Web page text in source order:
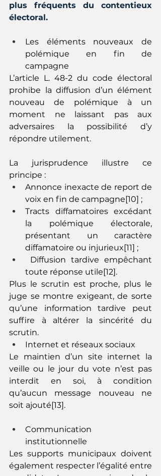
plus fréquents du contentieux
électoral.
Les éléments nouveaux de
polémique en fin de
campagne
L’article L. 48-2 du code électoral
prohibe la diffusion d’un élément
nouveau de polémique à un
moment ne laissant pas aux
adversaires la possibilité d’y
répondre utilement.
La jurisprudence illustre ce
principe :
Annonce inexacte de report de
voix en fin de campagne[10] ;
Tracts diffamatoires excédant
la polémique électorale,
présentant un caractère
diffamatoire ou injurieux[11] ;
toute réponse utile[12].
Plus le scrutin est proche, plus le
juge se montre exigeant, de sorte
qu’une information tardive peut
suffire à altérer la sincérité du
scrutin.
Internet et réseaux sociaux
Le maintien d’un site internet la
veille ou le jour du vote n’est pas
interdit en soi, à condition
qu’aucun message nouveau ne
soit ajouté[13].
Communication
institutionnelle
Les supports municipaux doivent
également respecter l’égalité entre